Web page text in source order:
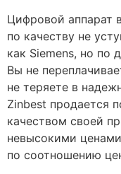
Цифровой аппарат
по качеству не
как Siemens, но по
Вы не
не теряете в
Zinbest продается
качеством своей
невысокими
по соотношению